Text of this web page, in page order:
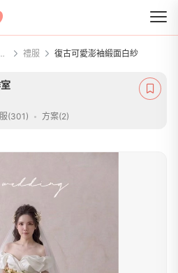
婚市集
工作室 禮服 復古可愛澎袖緞面白紗
(301) 方案(2)